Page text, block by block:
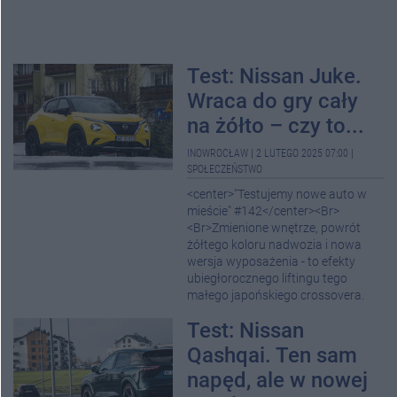
Test: Nissan Juke.
Wraca do gry cały
na żółto – czy to...
INOWROCŁAW 2 LUTEGO 2025 07:00
SPOŁECZEŃSTWO
<center>"Testujemy nowe auto w
mieście" #142</center><Br>
<Br>Zmienione wnętrze, powrót
żółtego koloru nadwozia i nowa
wersja wyposażenia - to efekty
ubiegłorocznego liftingu tego
małego japońskiego crossovera.
Test: Nissan
Qashqai. Ten sam
napęd, ale w nowej